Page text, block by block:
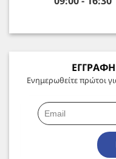
ΕΓΓΡΑΦΗ
Ενημερωθείτε πρώτοι